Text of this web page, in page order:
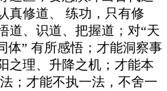
真修道、 练功，只有修
道、识道、把握道；对“天
体” 有所感悟；才能洞察事
之理、升降之机；才能本
；才能不执一法，不舍一